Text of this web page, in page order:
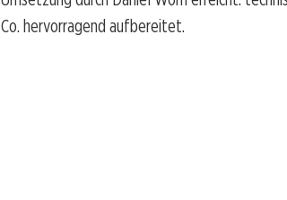
Co. hervorragend aufbereitet.